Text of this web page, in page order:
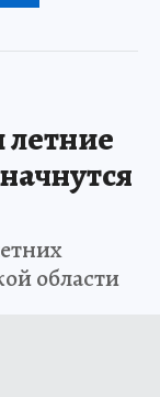
летние
области